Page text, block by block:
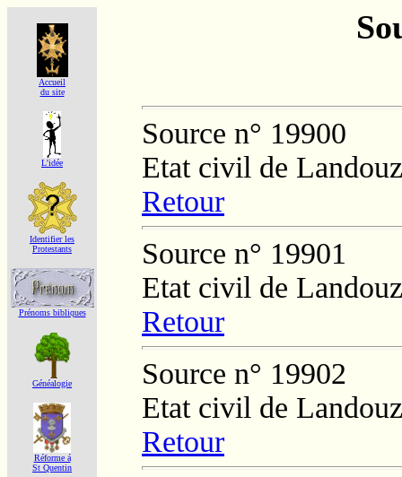
Accueil
du site
L'idée
Identifier les
Protestants
Prénoms bibliques
Généalogie
Réforme á
St Quentin
Source n° 19900
Etat civil de
Retour
Source n° 19901
Etat civil de
Retour
Source n° 19902
Etat civil de
Retour